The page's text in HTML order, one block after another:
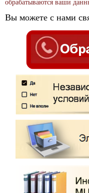
обрабатываются ваши
Вы можете с нами